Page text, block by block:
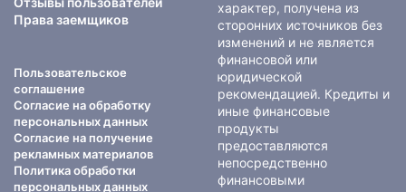
Права заемщиков
Пользовательское
соглашение
Согласие на обработку
персональных данных
Согласие на получение
рекламных материалов
Политика обработки
персональных данных
характер, получена из
сторонних источников без
изменений и не является
финансовой или
юридической
рекомендацией. Кредиты и
иные финансовые
продукты
предоставляются
непосредственно
финансовыми